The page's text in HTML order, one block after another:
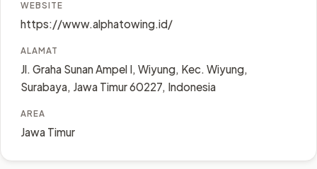
WEBSITE
https://www.alphatowing.id/
ALAMAT
Jl. Graha Sunan Ampel I, Wiyung, Kec. Wiyung,
Surabaya, Jawa Timur 60227, Indonesia
AREA
Jawa Timur